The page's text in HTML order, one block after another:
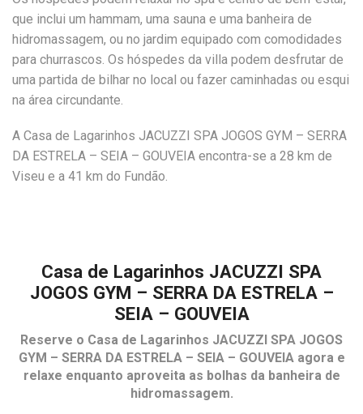
que inclui um hammam, uma sauna e uma banheira de
hidromassagem, ou no jardim equipado com comodidades
para churrascos. Os hóspedes da villa podem desfrutar de
uma partida de bilhar no local ou fazer caminhadas ou esqui
na área circundante.
A Casa de Lagarinhos JACUZZI SPA JOGOS GYM – SERRA
DA ESTRELA – SEIA – GOUVEIA encontra-se a 28 km de
Viseu e a 41 km do Fundão.
Casa de Lagarinhos JACUZZI SPA
JOGOS GYM – SERRA DA ESTRELA –
SEIA – GOUVEIA
Reserve o Casa de Lagarinhos JACUZZI SPA JOGOS
GYM – SERRA DA ESTRELA – SEIA – GOUVEIAagora e
relaxe enquanto aproveita as bolhas da banheira de
hidromassagem.